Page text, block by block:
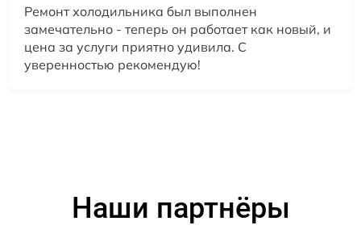
Ремонт холодильника был выполнен
замечательно - теперь он работает как новый, и
цена за услуги приятно удивила. С
уверенностью рекомендую!
Наши партнёры